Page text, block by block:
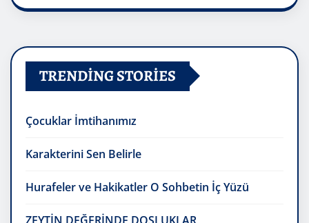
TRENDING STORIES
Çocuklar İmtihanımız
Karakterini Sen Belirle
Hurafeler ve Hakikatler O Sohbetin İç Yüzü